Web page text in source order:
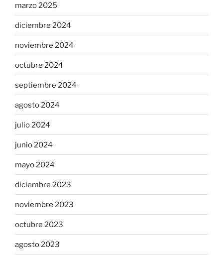
marzo 2025
diciembre 2024
noviembre 2024
octubre 2024
septiembre 2024
agosto 2024
julio 2024
junio 2024
mayo 2024
diciembre 2023
noviembre 2023
octubre 2023
agosto 2023